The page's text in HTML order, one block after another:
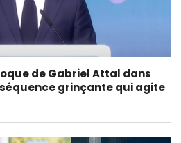
de Gabriel Attal dans
grinçante qui agite